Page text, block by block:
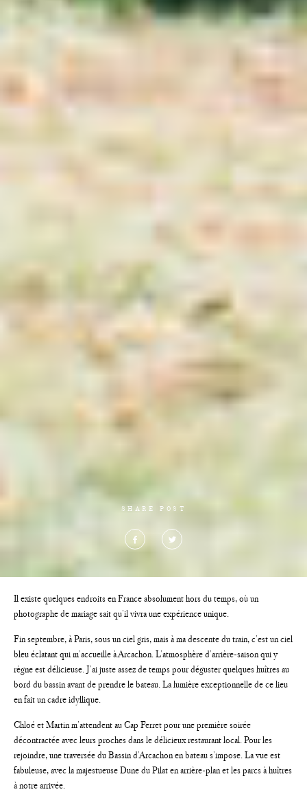
SHARE POST
Il existe quelques endroits en France absolument hors du temps, où un
photographe de mariage sait qu’il vivra une expérience unique.
Fin septembre, à Paris, sous un ciel gris, mais à ma descente du train, c’est un ciel
bleu éclatant qui m’accueille à Arcachon. L’atmosphère d’arrière-saison qui y
règne est délicieuse. J’ai juste assez de temps pour déguster quelques huîtres au
bord du bassin avant de prendre le bateau. La lumière exceptionnelle de ce lieu
en fait un cadre idyllique.
Chloé et Martin m’attendent au Cap Ferret pour une première soirée
décontractée avec leurs proches dans le délicieux restaurant local. Pour les
rejoindre, une traversée du Bassin d’Arcachon en bateau s’impose. La vue est
fabuleuse, avec la majestueuse Dune du Pilat en arrière-plan et les parcs à huîtres
à notre arrivée.